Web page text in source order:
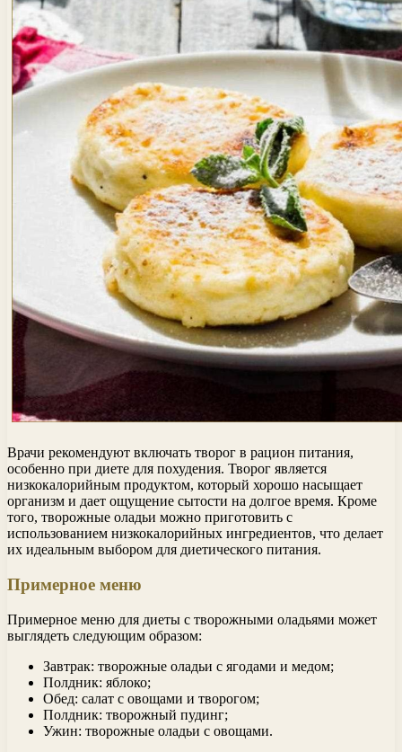
Врачи рекомендуют включать творог в рацион питания,
особенно при диете для похудения. Творог является
низкокалорийным продуктом, который хорошо насыщает
организм и дает ощущение сытости на долгое время. Кроме
того, творожные оладьи можно приготовить с
использованием низкокалорийных ингредиентов, что делает
их идеальным выбором для диетического питания.
Примерное меню
Примерное меню для диеты с творожными оладьями может
выглядеть следующим образом:
Завтрак: творожные оладьи с ягодами и медом;
Полдник: яблоко;
Обед: салат с овощами и творогом;
Полдник: творожный пудинг;
Ужин: творожные оладьи с овощами.